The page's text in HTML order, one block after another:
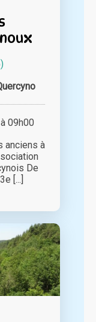
09h00
anciens à
De
[...]